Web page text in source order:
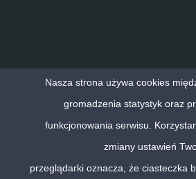
©2023 Piaskan - opomiarowanie i
Oparte naAnima&
Nasza strona używa cookies
gromadzenia statystyk oraz
funkcjonowania serwisu.
zmiany ustawień
przeglądarki oznacza, że ciasteczka